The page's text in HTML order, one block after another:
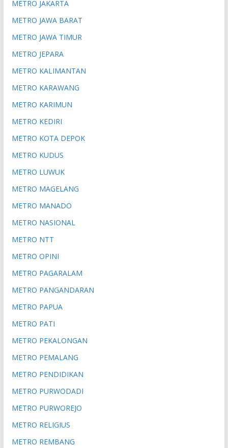
METRO JAKARTA
METRO JAWA BARAT
METRO JAWA TIMUR
METRO JEPARA
METRO KALIMANTAN
METRO KARAWANG
METRO KARIMUN
METRO KEDIRI
METRO KOTA DEPOK
METRO KUDUS
METRO LUWUK
METRO MAGELANG
METRO MANADO
METRO NASIONAL
METRO NTT
METRO OPINI
METRO PAGARALAM
METRO PANGANDARAN
METRO PAPUA
METRO PATI
METRO PEKALONGAN
METRO PEMALANG
METRO PENDIDIKAN
METRO PURWODADI
METRO PURWOREJO
METRO RELIGIUS
METRO REMBANG